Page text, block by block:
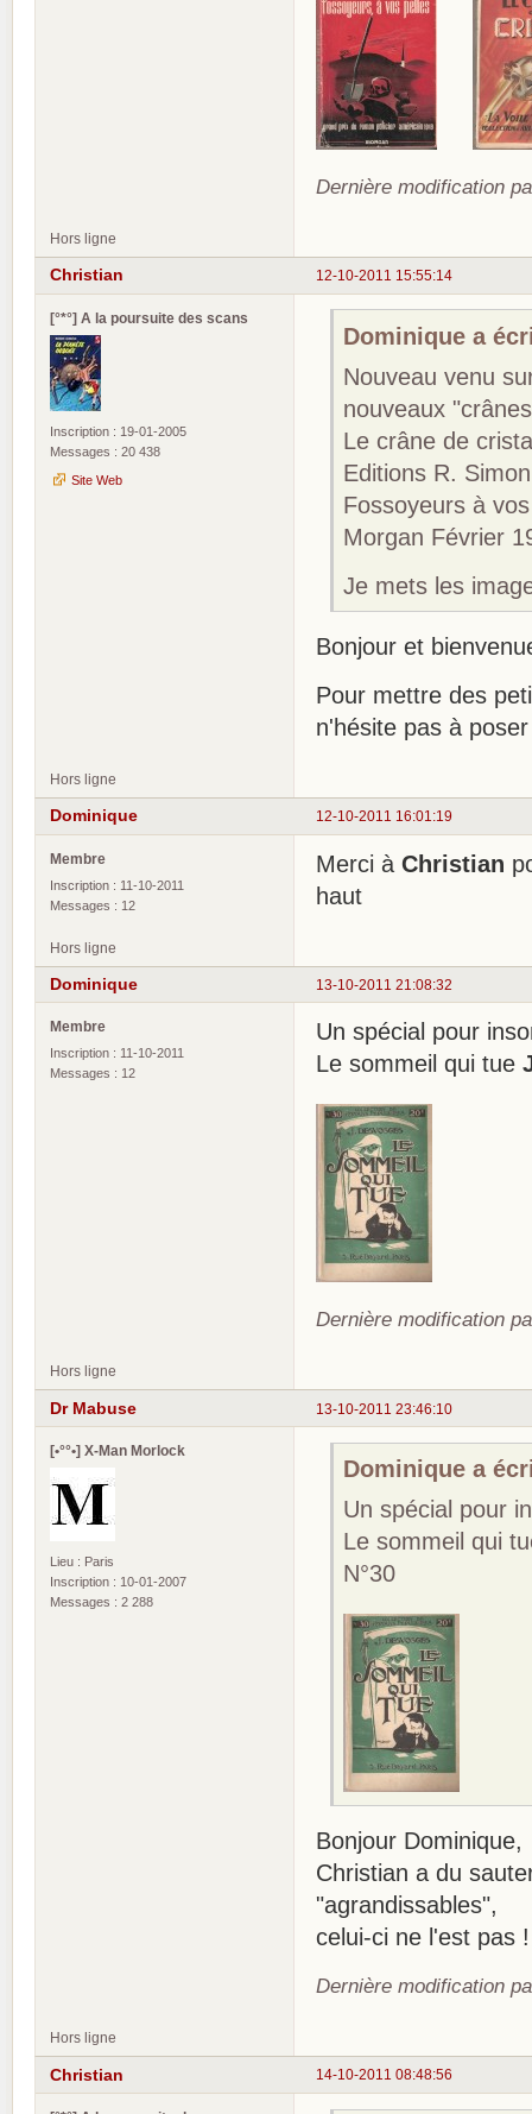
Dernière modification
Hors ligne
12-10-2011 15:55:14
Christian
[°*°] A la poursuite des scans
Inscription : 19-01-2005
Messages : 20 438
Site Web
Dominique a
Nouveau venu
nouveaux
Le crâne de
Editions R.
Fossoyeurs à
Morgan Février
Je mets les
Bonjour et
Pour mettre des
n'hésite pas à
Hors ligne
12-10-2011 16:01:19
Dominique
Membre
Inscription : 11-10-2011
Messages : 12
Merci à Christian
haut
Hors ligne
13-10-2011 21:08:32
Dominique
Membre
Inscription : 11-10-2011
Messages : 12
Un spécial pour
Le sommeil qui tue
Dernière modification
Hors ligne
13-10-2011 23:46:10
Dr Mabuse
[•°°•] X-Man Morlock
Lieu : Paris
Inscription : 10-01-2007
Messages : 2 288
Dominique a
Un spécial pour
Le sommeil qui
N°30
Bonjour Dominique,
Christian a du
"agrandissables",
celui-ci ne l'est pas !
Dernière modification
Hors ligne
14-10-2011 08:48:56
Christian